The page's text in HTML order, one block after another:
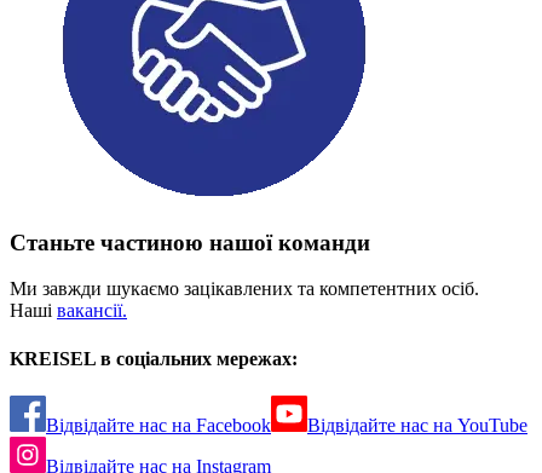
Станьте частиною нашої команди
Ми завжди шукаємо зацікавлених та компетентних осіб.
Наші вакансії.
KREISEL в соціальних мережах:
Відвідайте нас на Facebook
Відвідайте нас на YouTube
Відвідайте нас на Instagram